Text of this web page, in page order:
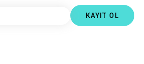
KAYIT OL